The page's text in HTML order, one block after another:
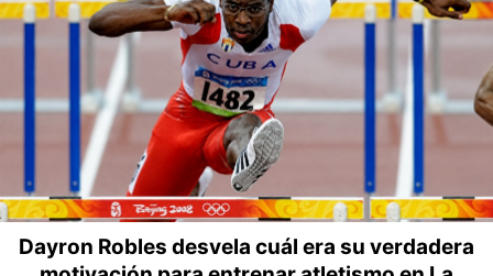
Dayron Robles desvela cuál era su verdadera